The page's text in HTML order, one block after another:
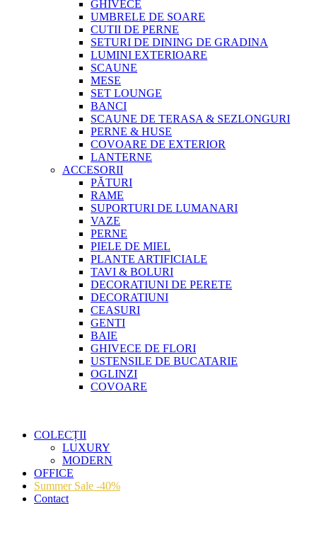
GHIVECE
UMBRELE DE SOARE
CUTII DE PERNE
SETURI DE DINING DE GRADINA
LUMINI EXTERIOARE
SCAUNE
MESE
SET LOUNGE
BANCI
SCAUNE DE TERASA & SEZLONGURI
PERNE & HUSE
COVOARE DE EXTERIOR
LANTERNE
ACCESORII
PĂTURI
RAME
SUPORTURI DE LUMANARI
VAZE
PERNE
PIELE DE MIEL
PLANTE ARTIFICIALE
TAVI & BOLURI
DECORATIUNI DE PERETE
DECORATIUNI
CEASURI
GENTI
BAIE
GHIVECE DE FLORI
USTENSILE DE BUCATARIE
OGLINZI
COVOARE
COLECȚII
LUXURY
MODERN
OFFICE
Summer Sale -40%
Contact